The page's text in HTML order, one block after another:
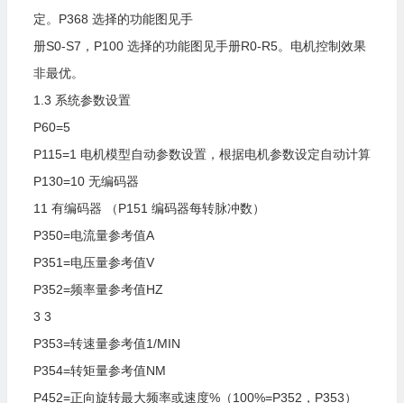
定。P368 选择的功能图见手
册S0-S7，P100 选择的功能图见手册R0-R5。电机控制效果
非最优。
1.3 系统参数设置
P60=5
P115=1 电机模型自动参数设置，根据电机参数设定自动计算
P130=10 无编码器
11 有编码器 （P151 编码器每转脉冲数）
P350=电流量参考值A
P351=电压量参考值V
P352=频率量参考值HZ
3 3
P353=转速量参考值1/MIN
P354=转矩量参考值NM
P452=正向旋转最大频率或速度%（100%=P352，P353）